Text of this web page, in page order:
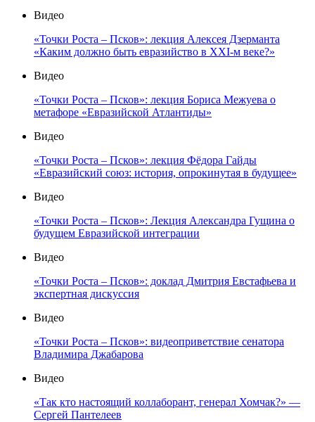
Видео
«Точки Роста – Псков»: лекция Алексея Дзерманта
«Каким должно быть евразийство в XXI-м веке?»
Видео
«Точки Роста – Псков»: лекция Бориса Межуева о
метафоре «Евразийской Атлантиды»
Видео
«Точки Роста – Псков»: лекция Фёдора Гайды
«Евразийский союз: история, опрокинутая в будущее»
Видео
«Точки Роста – Псков»: Лекция Александра Гущина о
будущем Евразийской интеграции
Видео
«Точки Роста – Псков»: доклад Дмитрия Евстафьева и
экспертная дискуссия
Видео
«Точки Роста – Псков»: видеоприветствие сенатора
Владимира Джабарова
Видео
«Так кто настоящий коллаборант, генерал Хомчак?» —
Сергей Пантелеев